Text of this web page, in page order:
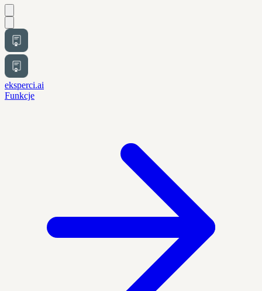
eksperci.ai
Funkcje